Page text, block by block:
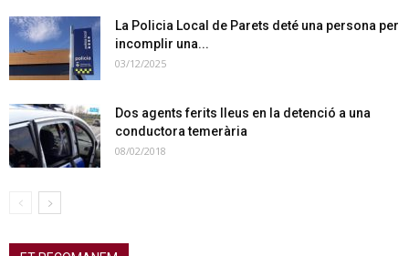
La Policia Local de Parets deté una persona per
incomplir una...
03/12/2025
Dos agents ferits lleus en la detenció a una
conductora temerària
08/02/2018